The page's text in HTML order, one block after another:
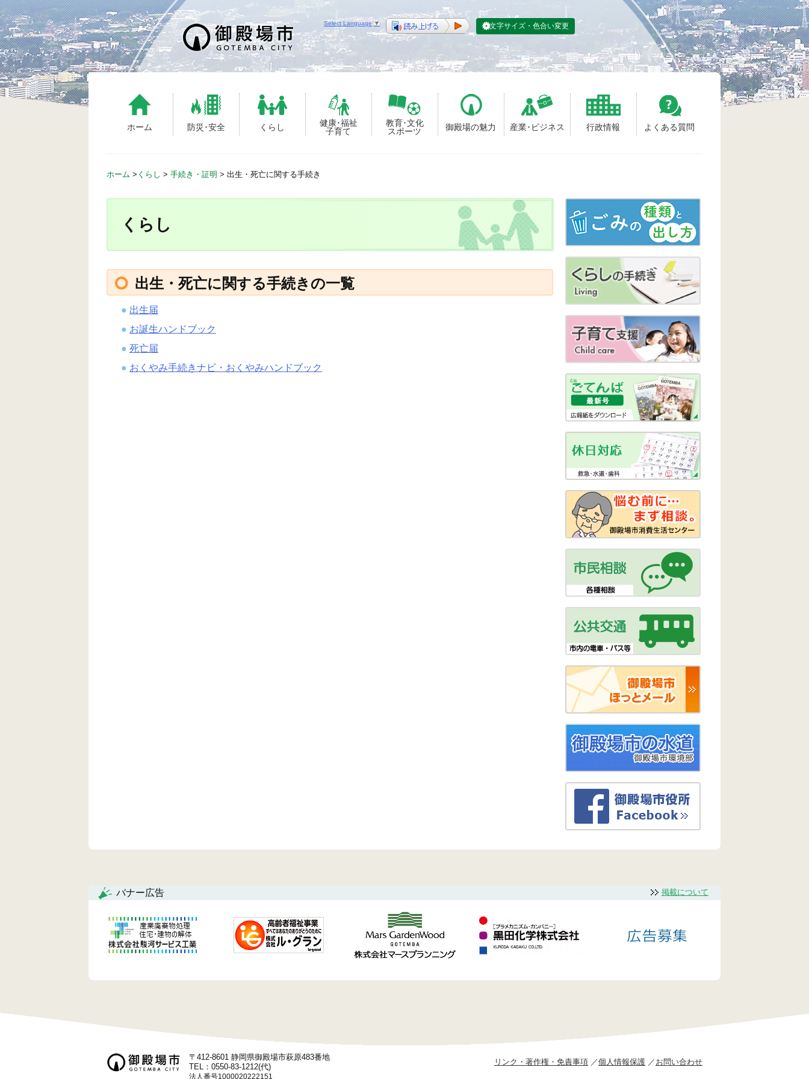
S
k
i
p
t
o
c
ホーム 防災･安全 くらし
健康･福祉
子育て
教育･文化
スポーツ
御殿場の魅力 産業･ビジネス 行政情報 よくある質問
Select Language ▼ 文字サイズ・色合い変更
ホーム > くらし > 手続き・証明 > 出生・死亡に関する手続き
くらし
出生・死亡に関する手続きの一覧
出生届
お誕生ハンドブック
死亡届
おくやみ手続きナビ・おくやみハンドブック
バナー広告 掲載について
〒412-8601 静岡県御殿場市萩原483番地
TEL：0550-83-1212(代)
法人番号1000020222151
リンク・著作権・免責事項 個人情報保護 お問い合わせ